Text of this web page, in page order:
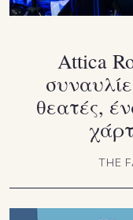
Attica
θεατές,
THE